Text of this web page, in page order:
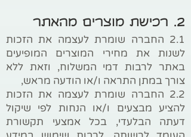
2. רכישת מוצרים מהאתר
2.1 החברה שומרת לעצמה את הזכות
לשנות את מחירי המוצרים המופיעים
באתר לרבות דמי המשלוח, וזאת ללא
צורך במתן התראה ו/או הודעה מראש,
2.2 החברה שומרת לעצמה את הזכות
להציע מבצעים ו/או הנחות לפי שיקול
דעתה הבלעדי, בכל אמצעי תקשורת